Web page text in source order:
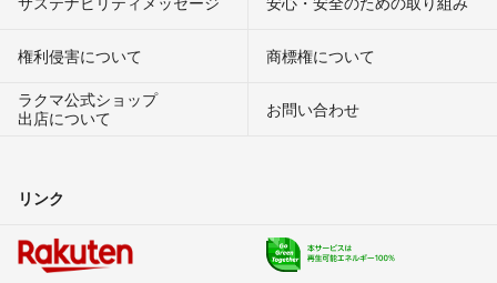
権利侵害について
商標権について
ラクマ公式ショップ
出店について
お問い合わせ
リンク